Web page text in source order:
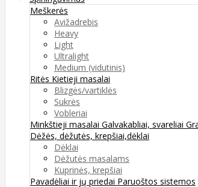
Meškerės
Avižadrebis
Heavy
Light
Ultralight
Medium (vidutinis)
Ritės Kietieji masalai
Blizgės/vartiklės
Sukrės
Vobleriai
Minkštieji masalai Galvakabliai, svareliai
Dėžės, dėžutės, krepšiai,dėklai
Dėklai
Dėžutės masalams
Kuprinės, krepšiai
Pavadėliai ir jų priedai Paruoštos sistemos